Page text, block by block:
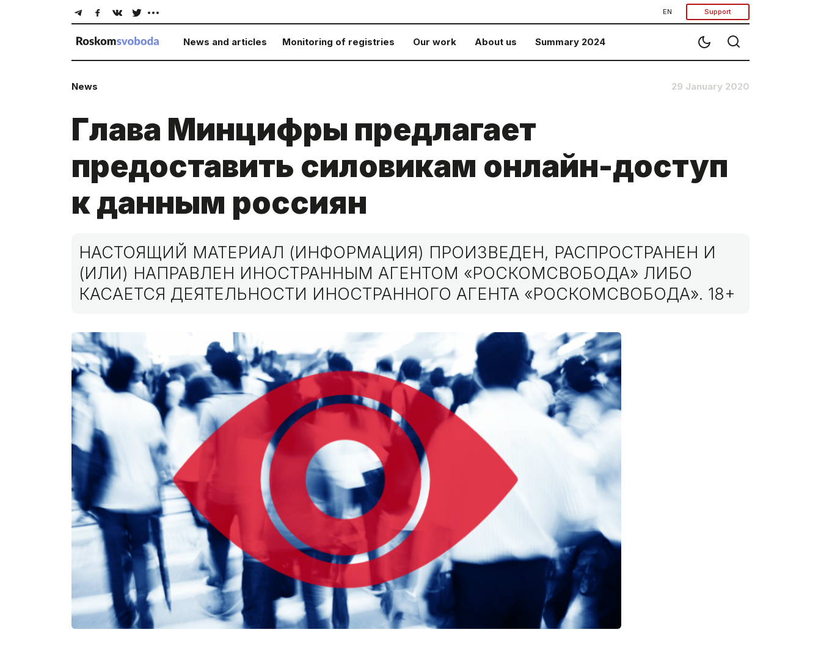
EN Support
News and articles Monitoring of registries Our work About us Summary 2024
News 29 January 2020
Глава Минцифры предлагает
предоставить силовикам онлайн-доступ
к данным россиян
НАСТОЯЩИЙ МАТЕРИАЛ (ИНФОРМАЦИЯ) ПРОИЗВЕДЕН, РАСПРОСТРАНЕН И
(ИЛИ) НАПРАВЛЕН ИНОСТРАННЫМ АГЕНТОМ «РОСКОМСВОБОДА» ЛИБО
КАСАЕТСЯ ДЕЯТЕЛЬНОСТИ ИНОСТРАННОГО АГЕНТА «РОСКОМСВОБОДА». 18+